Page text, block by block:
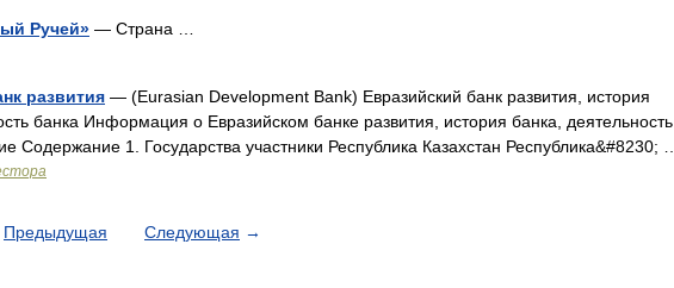
Ручей» — Страна …
развития — (Eurasian Development Bank) Евразийский банк развития, история
банка Информация о Евразийском банке развития, история банка, деятельность
Содержание 1. Государства участники Республика Казахстан Республика&#8230; …
Предыдущая Следующая →